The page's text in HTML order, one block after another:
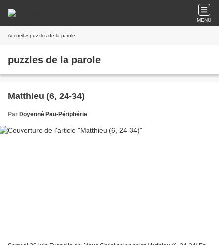
MENU
Accueil » puzzles de la parole
puzzles de la parole
Matthieu (6, 24-34)
Par Doyenné Pau-Périphérie